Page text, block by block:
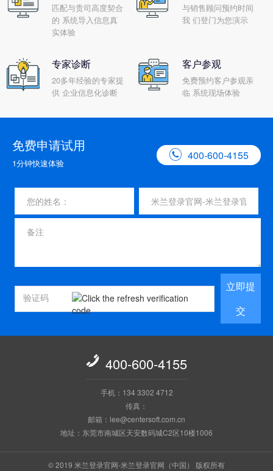
匹配与贵司高度契合
的 系统导入信息真
实体验
与销售顾问预约时间
我 们登门为您演示
专家诊断
20多年经验的专家提
供 企业信息化诊断
客户参观
免费预约客户参观亲
临 系统现场体验
免费申请试用
1分钟快速体验
 400-600-4155
立即提
交
 400-600-4155
手机：134 3302 4712
传真：
邮箱：lee@centersoft.com.cn
地址：东莞市南城区天安数码城C2区10楼1006
© 2019 米兰登录官网-米兰登录官网（中国） 版权所有